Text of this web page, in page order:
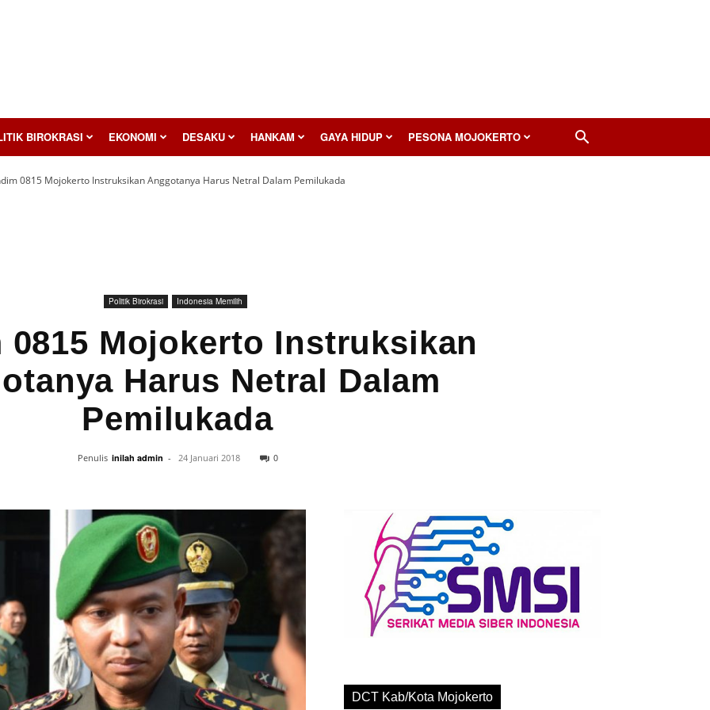
BIROKRASI EKONOMI DESAKU HANKAM GAYA HIDUP PESONA MOJOKERTO
0815 Mojokerto Instruksikan Anggotanya Harus Netral Dalam Pemilukada
Politik Birokrasi Indonesia Memilih
0815 Mojokerto Instruksikan
Harus Netral Dalam
Pemilukada
Penulis inilah admin - 24 Januari 2018 0
DCT Kab/Kota Mojokerto